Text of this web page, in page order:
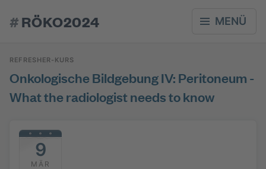
#RÖKO2024 MENÜ
REFRESHER-KURS
Onkologische Bildgebung IV: Peritoneum -
What the radiologist needs to know
9
MÄR